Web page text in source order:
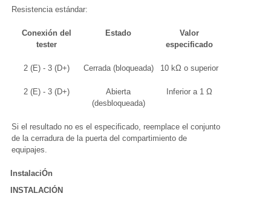
Resistencia estándar:
Conexión del
tester
Estado
Valor
especificado
2 (E) - 3 (D+) Cerrada (bloqueada) 10 kΩ o superior
2 (E) - 3 (D+)
Abierta
(desbloqueada)
Inferior a 1 Ω
Si el resultado no es el especificado, reemplace el conjunto
de la cerradura de la puerta del compartimiento de
equipajes.
InstalaciÓn
INSTALACIÓN